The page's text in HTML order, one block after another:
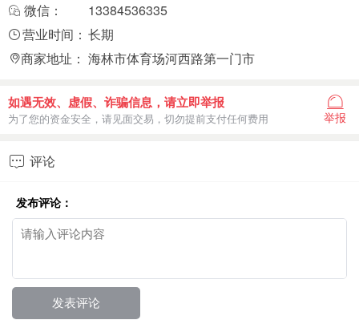
微信：
13384536335
营业时间： 长期
商家地址： 海林市体育场河西路第一门市
如遇无效、虚假、诈骗信息，请立即举报
为了您的资金安全，请见面交易，切勿提前支付任何费用 举报
 评论
发布评论：